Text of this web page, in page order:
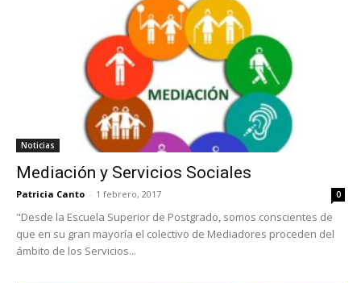
Noticias
Mediación y Servicios Sociales
Patricia Canto - 1 febrero, 2017 0
"Desde la Escuela Superior de Postgrado, somos conscientes de
que en su gran mayoría el colectivo de Mediadores proceden del
ámbito de los Servicios...